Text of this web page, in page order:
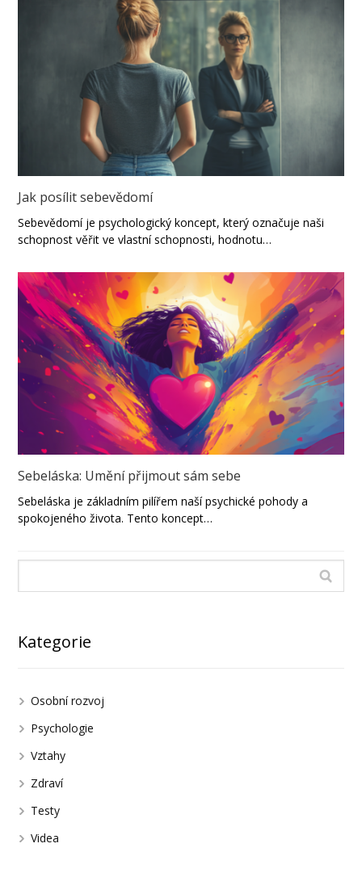
Jak posílit sebevědomí
Sebevědomí je psychologický koncept, který označuje naši
schopnost věřit ve vlastní schopnosti, hodnotu…
Sebeláska: Umění přijmout sám sebe
Sebeláska je základním pilířem naší psychické pohody a
spokojeného života. Tento koncept…
Kategorie
Osobní rozvoj
Psychologie
Vztahy
Zdraví
Testy
Videa